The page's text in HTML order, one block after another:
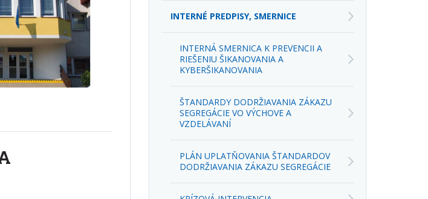
INTERNÁ SMERNICA K PREVENCII A
ŠTANDARDY DODRŽIAVANIA ZÁKAZU
PLÁN UPLATŇOVANIA ŠTANDARDOV
KRÍZOVÁ INTERVENCIA